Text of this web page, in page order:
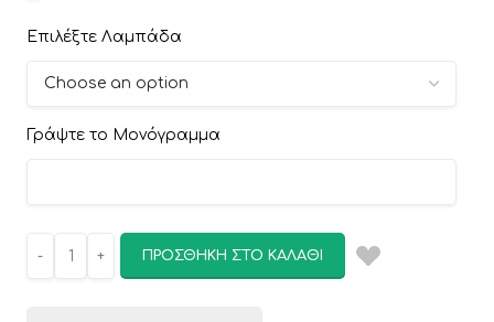
Επιλέξτε Λαμπάδα
Γράψτε το Μονόγραμμα
ΠΡΟΣΘΉΚΗ ΣΤΟ ΚΑΛΆΘΙ